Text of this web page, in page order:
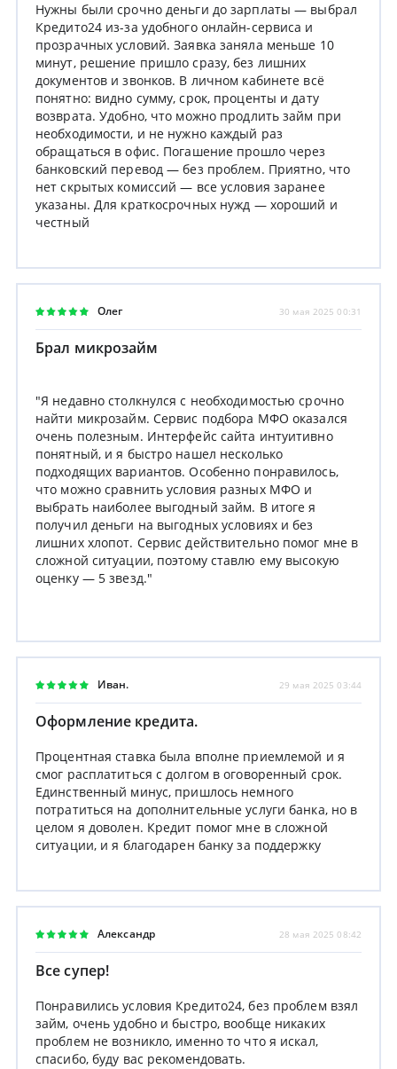
Нужны были срочно деньги до зарплаты — выбрал
Кредито24 из-за удобного онлайн-сервиса и
прозрачных условий. Заявка заняла меньше 10
минут, решение пришло сразу, без лишних
документов и звонков. В личном кабинете всё
понятно: видно сумму, срок, проценты и дату
возврата. Удобно, что можно продлить займ при
необходимости, и не нужно каждый раз
обращаться в офис. Погашение прошло через
банковский перевод — без проблем. Приятно, что
нет скрытых комиссий — все условия заранее
указаны. Для краткосрочных нужд — хороший и
честный
Олег 30 мая 2025 00:31
Брал микрозайм
"Я недавно столкнулся с необходимостью срочно
найти микрозайм. Сервис подбора МФО оказался
очень полезным. Интерфейс сайта интуитивно
понятный, и я быстро нашел несколько
подходящих вариантов. Особенно понравилось,
что можно сравнить условия разных МФО и
выбрать наиболее выгодный займ. В итоге я
получил деньги на выгодных условиях и без
лишних хлопот. Сервис действительно помог мне в
сложной ситуации, поэтому ставлю ему высокую
оценку — 5 звезд."
Иван. 29 мая 2025 03:44
Оформление кредита.
Процентная ставка была вполне приемлемой и я
смог расплатиться с долгом в оговоренный срок.
Единственный минус, пришлось немного
потратиться на дополнительные услуги банка, но в
целом я доволен. Кредит помог мне в сложной
ситуации, и я благодарен банку за поддержку
Александр 28 мая 2025 08:42
Все супер!
Понравились условия Кредито24, без проблем взял
займ, очень удобно и быстро, вообще никаких
проблем не возникло, именно то что я искал,
спасибо, буду вас рекомендовать.